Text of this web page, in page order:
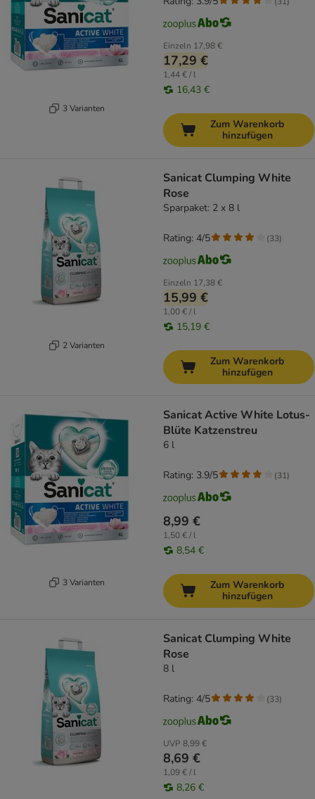
3 Varianten
Einzeln 17,98 €
17,29 €
1,44 € / l
16,43 €
Zum Warenkorb
hinzufügen
2 Varianten
Sanicat Clumping White
Rose
Sparpaket: 2 x 8 l
Einzeln 17,38 €
15,99 €
1,00 € / l
15,19 €
Rating: 4/5 (33)
Zum Warenkorb
hinzufügen
3 Varianten
Sanicat Active White Lotus-
Blüte Katzenstreu
6 l
8,99 €
1,50 € / l
8,54 €
Rating: 3.9/5 (31)
Zum Warenkorb
hinzufügen
Sanicat Clumping White
Rose
8 l
UVP 8,99 €
8,69 €
1,09 € / l
8,26 €
Rating: 4/5 (33)